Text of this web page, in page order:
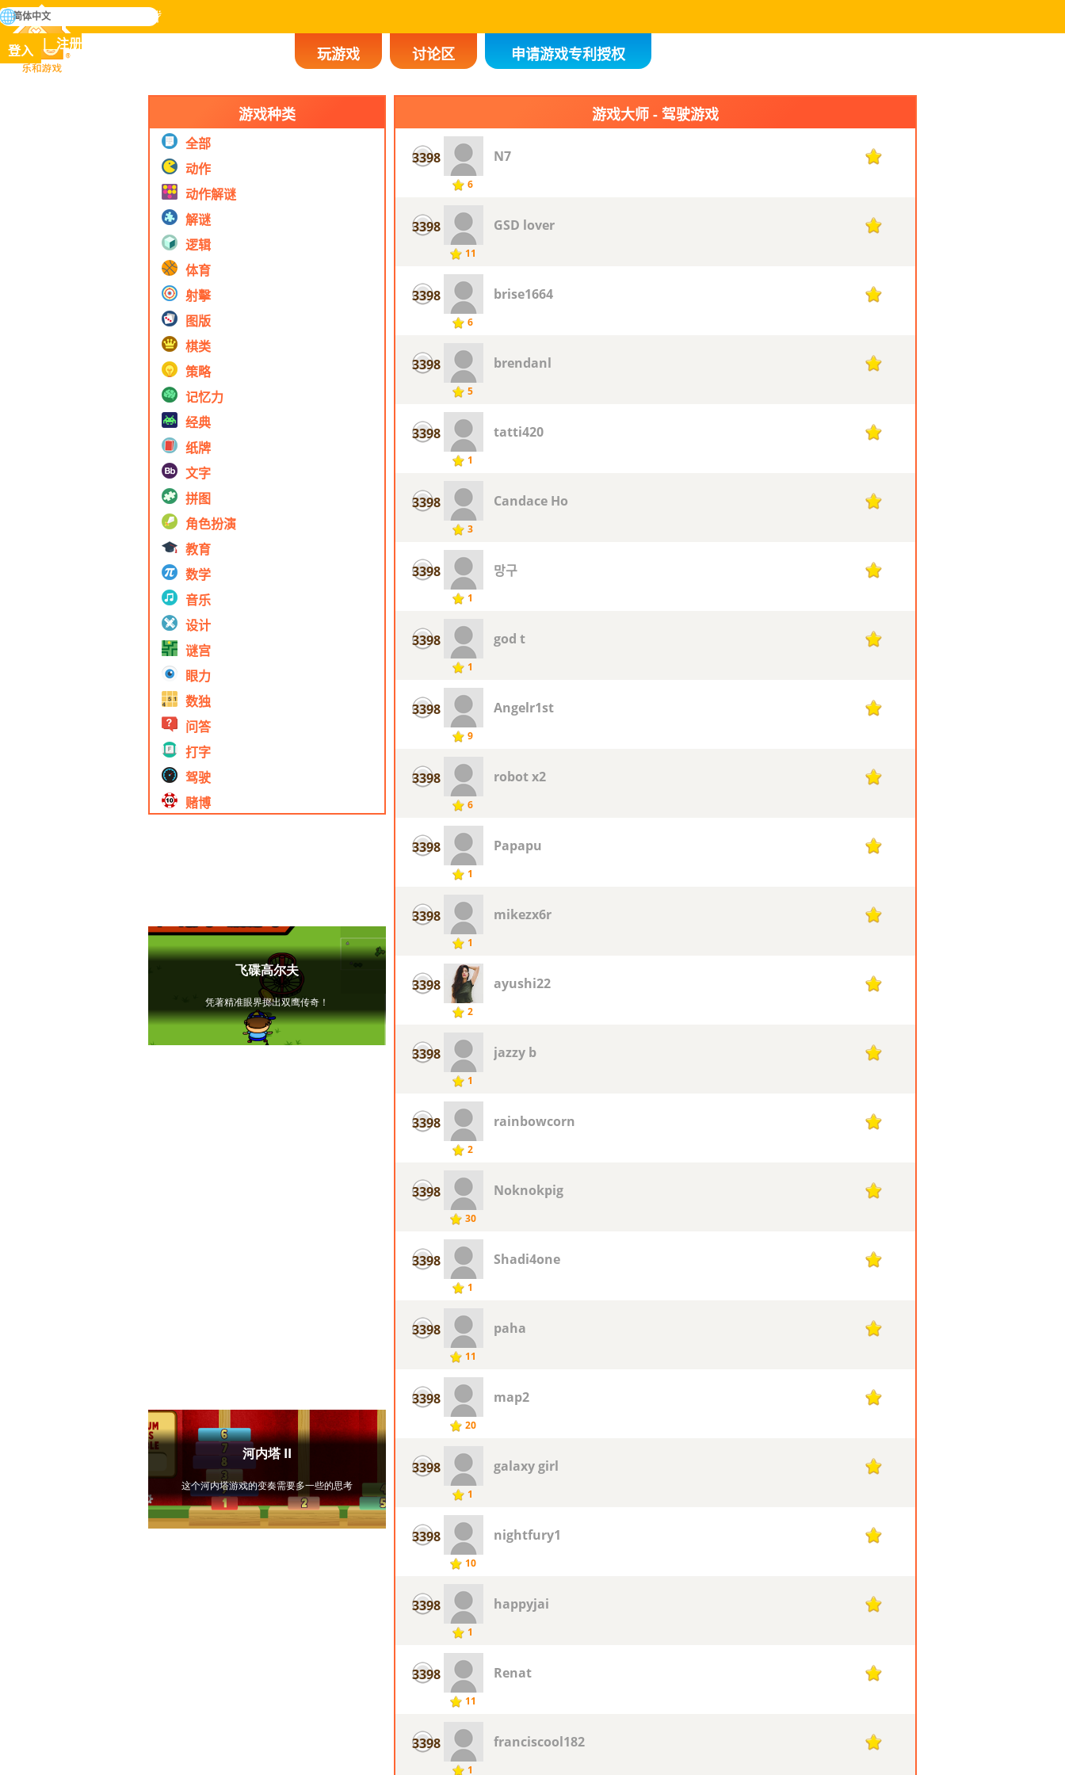
乐和游戏
掌握人类历史上所有游戏
搜
寻
玩游戏 讨论区 申请游戏专利授权
登入 注册
简体中文
游戏种类
全部
动作
动作解谜
解谜
逻辑
体育
射擊
图版
棋类
策略
记忆力
经典
纸牌
文字
拼图
角色扮演
教育
数学
音乐
设计
谜宫
眼力
数独
问答
打字
驾驶
赌博
游戏大师 - 驾驶游戏
3398
6
N7 1
3398
11
GSD lover 1
3398
6
brise1664 1
3398
5
brendanl 1
3398
1
tatti420 1
3398
3
Candace Ho 1
3398
1
망구 1
3398
1
god t 1
3398
9
Angelr1st 1
3398
6
robot x2 1
3398
1
Papapu 1
3398
1
mikezx6r 1
3398
2
ayushi22 1
3398
1
jazzy b 1
3398
2
rainbowcorn 1
3398
30
Noknokpig 1
3398
1
Shadi4one 1
3398
11
paha 1
3398
20
map2 1
3398
1
galaxy girl 1
3398
10
nightfury1 1
3398
1
happyjai 1
3398
11
Renat 1
3398
1
franciscool182 1